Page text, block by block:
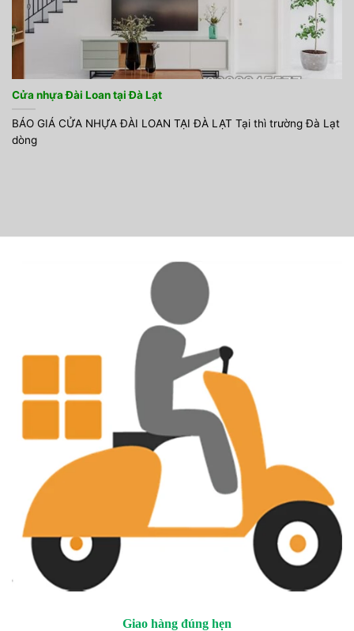
Cửa nhựa Đài Loan tại Đà Lạt
BÁO GIÁ CỬA NHỰA ĐÀI LOAN TẠI ĐÀ LẠT Tại thì trường Đà Lạt
dòng
Giao hàng đúng hẹn